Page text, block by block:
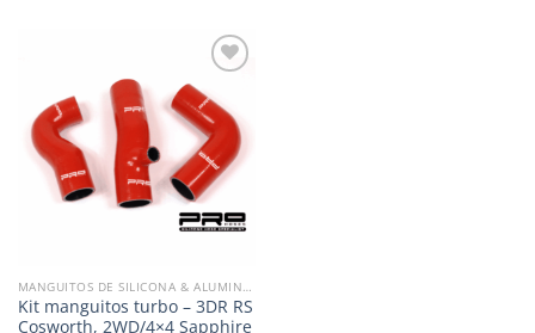
variantes.
Las
opciones
pueden
página
de
Añadir
a la
lista de
deseos
Kit manguitos turbo – 3DR RS
Cosworth, 2WD/4×4 Sapphire